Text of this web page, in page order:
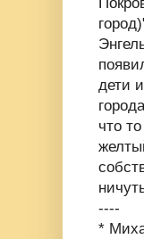
дети
что
----
*